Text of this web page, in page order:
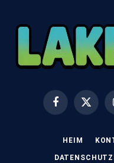
FacebookX
(Twitter)
HEIM